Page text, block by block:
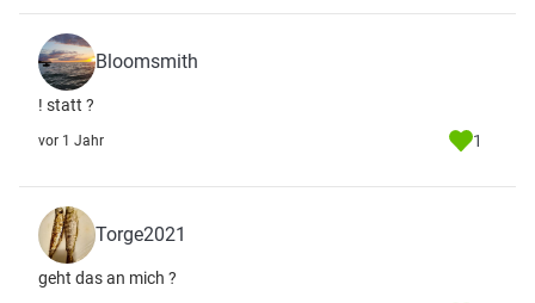
Bloomsmith
! statt ?
vor 1 Jahr 1
Torge2021
geht das an mich ?